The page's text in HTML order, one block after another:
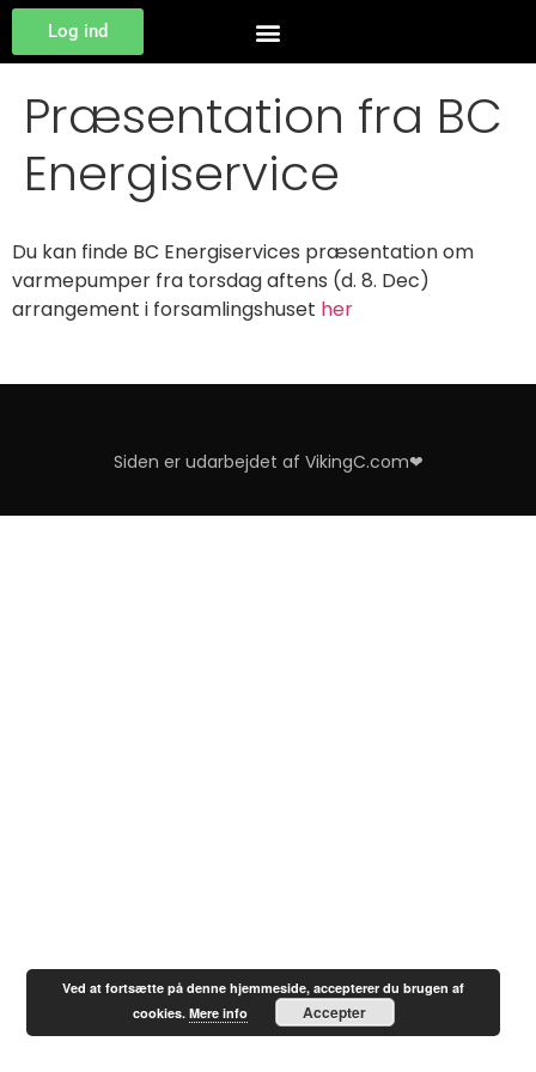
Log ind
Præsentation fra BC
Energiservice
Du kan finde BC Energiservices præsentation om
varmepumper fra torsdag aftens (d. 8. Dec)
arrangement i forsamlingshuset her
Siden er udarbejdet af VikingC.com❤
Ved at fortsætte på denne hjemmeside, accepterer du brugen af
cookies. Mere info Accepter